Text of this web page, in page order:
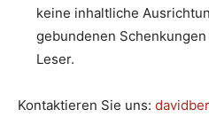
keine inhaltliche
gebundenen Schenkungen
Leser.
Kontaktieren Sie uns: